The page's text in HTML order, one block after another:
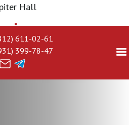
611-02-61
399-78-47